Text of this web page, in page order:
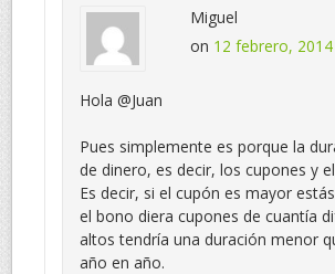
Miguel
on 12 febrero, 2014
Hola @Juan
Pues simplemente es porque la
de dinero, es decir, los cupones y
Es decir, si el cupón es mayor
el bono diera cupones de cuantía
altos tendría una duración menor
año en año.